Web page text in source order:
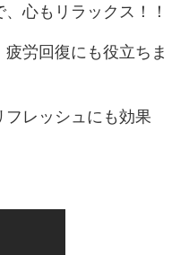
心もリラックス！！
疲労回復にも役立ちま
フレッシュにも効果